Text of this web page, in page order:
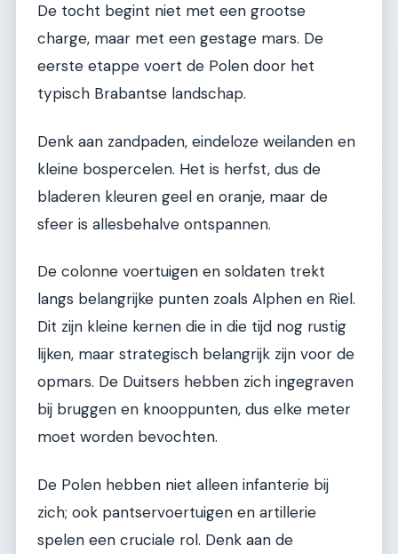
De tocht begint niet met een grootse
charge, maar met een gestage mars. De
eerste etappe voert de Polen door het
typisch Brabantse landschap.
Denk aan zandpaden, eindeloze weilanden en
kleine bospercelen. Het is herfst, dus de
bladeren kleuren geel en oranje, maar de
sfeer is allesbehalve ontspannen.
De colonne voertuigen en soldaten trekt
langs belangrijke punten zoals Alphen en Riel.
Dit zijn kleine kernen die in die tijd nog rustig
lijken, maar strategisch belangrijk zijn voor de
opmars. De Duitsers hebben zich ingegraven
bij bruggen en knooppunten, dus elke meter
moet worden bevochten.
De Polen hebben niet alleen infanterie bij
zich; ook pantservoertuigen en artillerie
spelen een cruciale rol. Denk aan de